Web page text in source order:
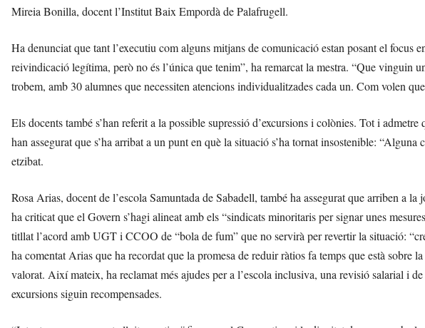
Mireia Bonilla, docent l’Institut Baix Empordà de Palafrugell.
Ha denunciat que tant l’executiu com alguns mitjans de comunicació estan posant el focus
reivindicació legítima, però no és l’única que tenim”, ha remarcat la mestra. “Que vinguin
trobem, amb 30 alumnes que necessiten atencions individualitzades cada un. Com volen
Els docents també s’han referit a la possible supressió d’excursions i colònies. Tot i admetre
han assegurat que s’ha arribat a un punt en què la situació s’ha tornat insostenible: “Alguna
etzibat.
Rosa Arias, docent de l’escola Samuntada de Sabadell, també ha assegurat que arriben a la
ha criticat que el Govern s’hagi alineat amb els “sindicats minoritaris per signar unes
titllat l’acord amb UGT i CCOO de “bola de fum” que no servirà per revertir la situació:
ha comentat Arias que ha recordat que la promesa de reduir ràtios fa temps que està sobre
valorat. Així mateix, ha reclamat més ajudes per a l’escola inclusiva, una revisió salarial i
excursions siguin recompensades.